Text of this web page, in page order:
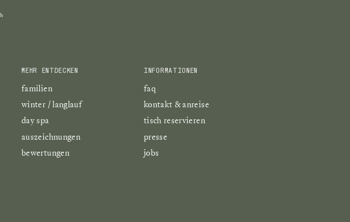
MEHR ENTDECKEN
familien
winter / langlauf
day spa
auszeichnungen
bewertungen
INFORMATIONEN
faq
kontakt & anreise
tisch reservieren
presse
jobs